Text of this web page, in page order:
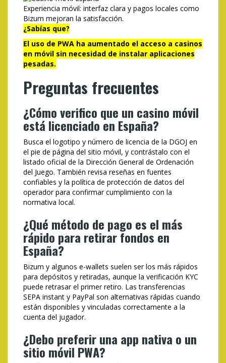
Experiencia móvil: interfaz clara y pagos locales como
Bizum mejoran la satisfacción.
¿Sabías que?
El uso de PWA ha aumentado el acceso a casinos
en móvil sin necesidad de instalar aplicaciones
pesadas.
Preguntas frecuentes
¿Cómo verifico que un casino móvil
está licenciado en España?
Busca el logotipo y número de licencia de la DGOJ en
el pie de página del sitio móvil, y contrástalo con el
listado oficial de la Dirección General de Ordenación
del Juego. También revisa reseñas en fuentes
confiables y la política de protección de datos del
operador para confirmar cumplimiento con la
normativa local.
¿Qué método de pago es el más
rápido para retirar fondos en
España?
Bizum y algunos e-wallets suelen ser los más rápidos
para depósitos y retiradas, aunque la verificación KYC
puede retrasar el primer retiro. Las transferencias
SEPA instant y PayPal son alternativas rápidas cuando
están disponibles y vinculadas correctamente a la
cuenta del jugador.
¿Debo preferir una app nativa o un
sitio móvil PWA?